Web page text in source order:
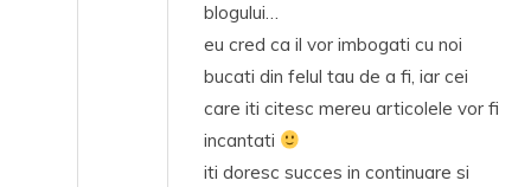
blogului…
eu cred ca il vor imbogati cu noi
bucati din felul tau de a fi, iar cei
care iti citesc mereu articolele vor fi
incantati
iti doresc succes in continuare si